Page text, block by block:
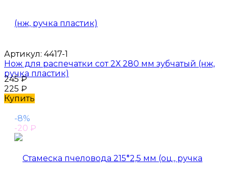
Артикул: 4417-1
Нож для распечатки сот 2Х 280 мм зубчатый (нж,
ручка пластик)
245₽
225 ₽
Купить
-8%
-20 ₽